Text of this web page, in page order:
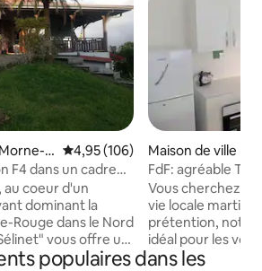
R Évaluation moyenne sur la
4,95 (106)
F4 dans un cadre
au coeur d'un
dominant la
Rouge dans le Nord
vous offre un
vos futures
Maison de ville ⋅
ce
FdF: agréable T3
Vous cherchez
vie locale
prétention, notre
idéal pour les
d'authenticité,
populaires dans les